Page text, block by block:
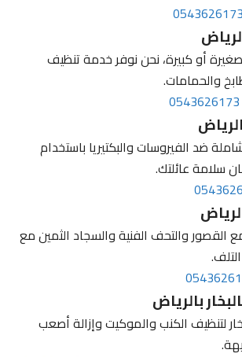
أو كبيرة، نحن نوفر خدمة تنظيف
والحمامات.
ضد الفيروسات والبكتيريا باستخدام
عائلتك.
والتحف الفنية والسجاد الثمين مع
بالرياض
لتنظيف الكنب والموكيت وإزالة أصعب